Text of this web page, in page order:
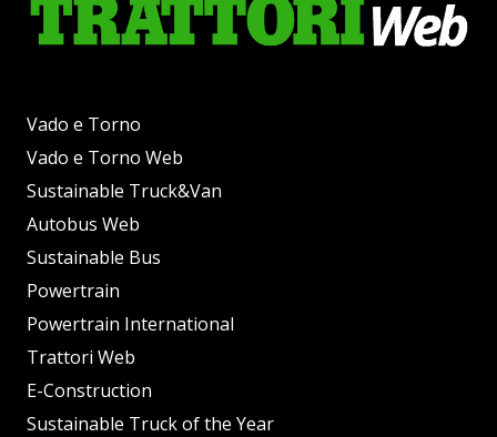
Vado e Torno
Vado e Torno Web
Sustainable Truck&Van
Autobus Web
Sustainable Bus
Powertrain
Powertrain International
Trattori Web
E-Construction
Sustainable Truck of the Year